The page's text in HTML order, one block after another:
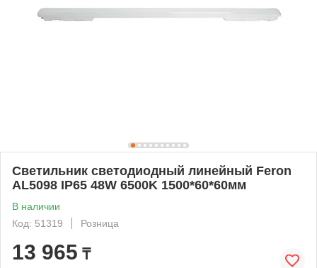
Светильник светодиодный линейный Feron
AL5098 IP65 48W 6500K 1500*60*60мм
В наличии
Код: 51319
Розница
13 965 ₸